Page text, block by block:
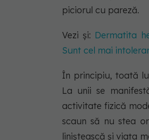
piciorul cu pareză.
Vezi și: Dermatita
Sunt cel mai
În principiu, toată
La unii se
activitate fizică
scaun să nu stea
liniștească și viața